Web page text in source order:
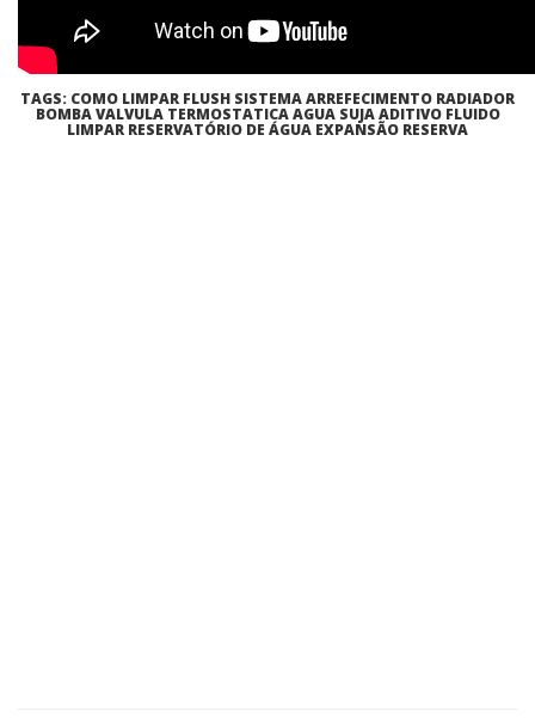
TAGS: COMO LIMPAR FLUSH SISTEMA ARREFECIMENTO RADIADOR
BOMBA VALVULA TERMOSTATICA AGUA SUJA ADITIVO FLUIDO
LIMPAR RESERVATÓRIO DE ÁGUA EXPANSÃO RESERVA